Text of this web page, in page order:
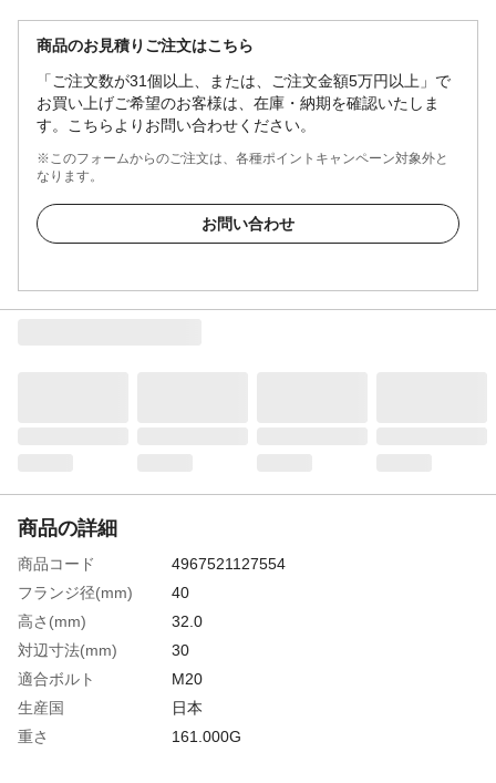
商品のお見積りご注文はこちら
「ご注文数が31個以上、または、ご注文金額5万円以上」で
お買い上げご希望のお客様は、在庫・納期を確認いたしま
す。こちらよりお問い合わせください。
※このフォームからのご注文は、各種ポイントキャンペーン対象外と
なります。
お問い合わせ
商品の詳細
商品コード
4967521127554
フランジ径(mm)
40
高さ(mm)
32.0
対辺寸法(mm)
30
適合ボルト
M20
生産国
日本
重さ
161.000G